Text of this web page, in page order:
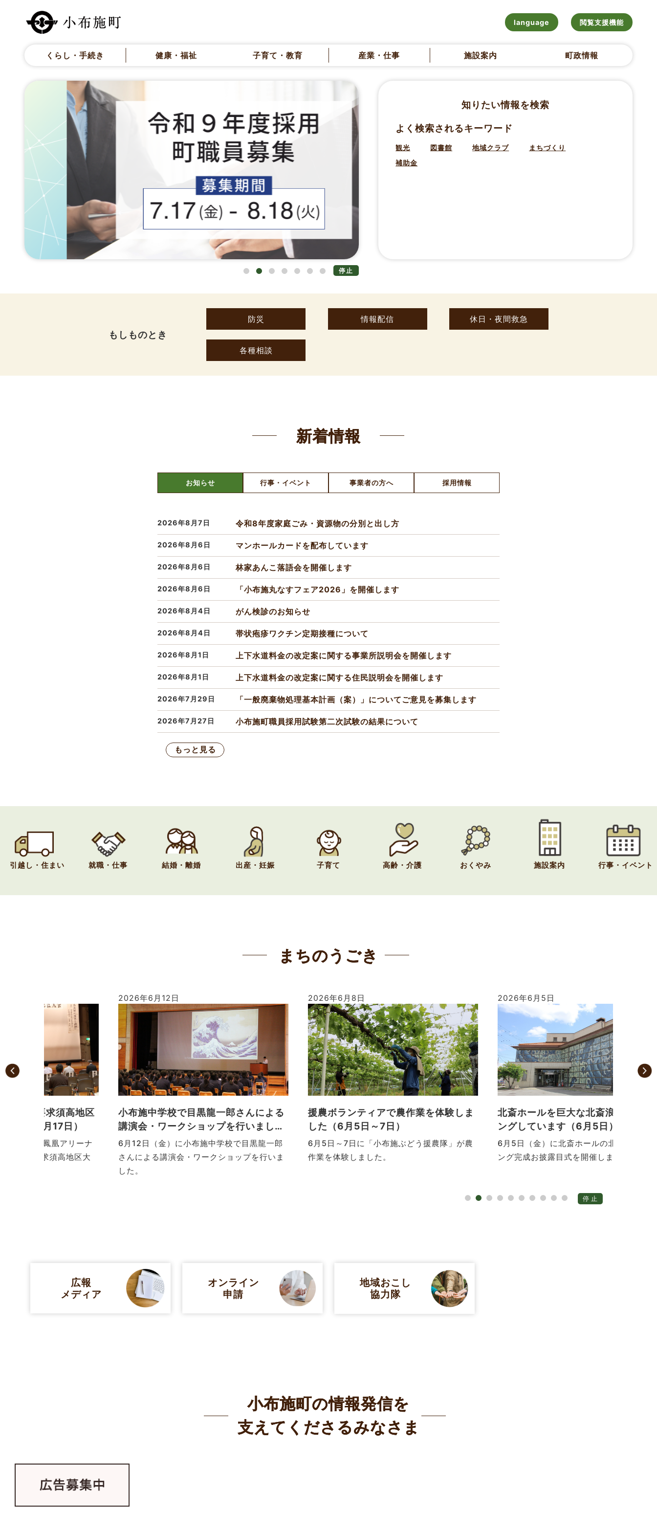
language 閲覧支援機能
くらし・手続き 健康・福祉 子育て・教育 産業・仕事 施設案内 町政情報
停止
知りたい情報を検索
よく検索されるキーワード
観光 図書館 地域クラブ
まちづくり
補助金
もしものとき
防災 情報配信 休日・夜間救急
各種相談
新着情報
お知らせ 行事・イベント 事業者の方へ 採用情報
2026年8月7日 令和8年度家庭ごみ・資源物の分別と出し方
2026年8月6日 マンホールカードを配布しています
2026年8月6日 林家あんこ落語会を開催します
2026年8月6日 「小布施丸なすフェア2026」を開催します
2026年8月4日 がん検診のお知らせ
2026年8月4日 帯状疱疹ワクチン定期接種について
2026年8月1日 上下水道料金の改定案に関する事業所説明会を開催します
2026年8月1日 上下水道料金の改定案に関する住民説明会を開催します
2026年7月29日 「一般廃棄物処理基本計画（案）」についてご意見を募集します
2026年7月27日 小布施町職員採用試験第二次試験の結果について
もっと見る
引越し・住まい 就職・仕事 結婚・離婚 出産・妊娠 子育て 高齢・介護 おくやみ 施設案内 行事・イベント
まちのうごき
2026年6月12日
小布施中学校で目黒龍一郎さんによる
講演会・ワークショップを行いました
（6月12日）
6月12日（金）に小布施中学校で目黒龍一郎
さんによる講演会・ワークショップを行いま
2026年6月8日
援農ボランティアで農作業を体験しま
した（6月5日～7日）
6月5日～7日に「小布施ぶどう援農隊」が農
作業を体験しました。
2026年6月5日
北斎ホールを巨大な北斎浪図でラッピ
ングしています（6月5日）
6月5日（金）に北斎ホールの北斎浪図ラッピ
ング完成お披露目式を開催しました。
停止
広報
メディア
オンライン
申請
地域おこし
協力隊
小布施町の情報発信を
支えてくださるみなさま